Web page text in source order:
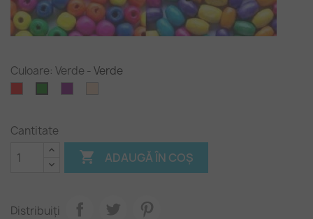
Culoare: Verde -Verde
Cantitate
 ADAUGĂ ÎN COȘ
Distribuiți